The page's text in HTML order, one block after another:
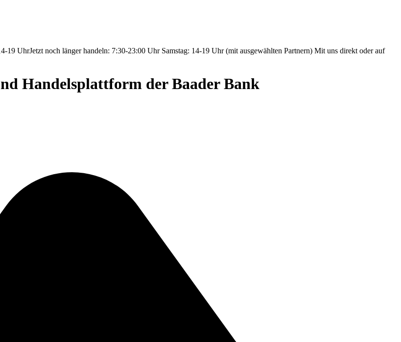
19 UhrJetzt noch länger handeln: 7:30-23:00 Uhr Samstag: 14-19 Uhr (mit ausgewählten Partnern) Mit uns direkt oder auf
Handelsplattform der Baader Bank